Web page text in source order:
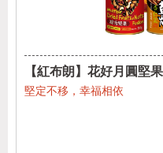
【紅布朗】花好月圓堅
+鹽烤威力果仁)
堅定不移，幸福相依